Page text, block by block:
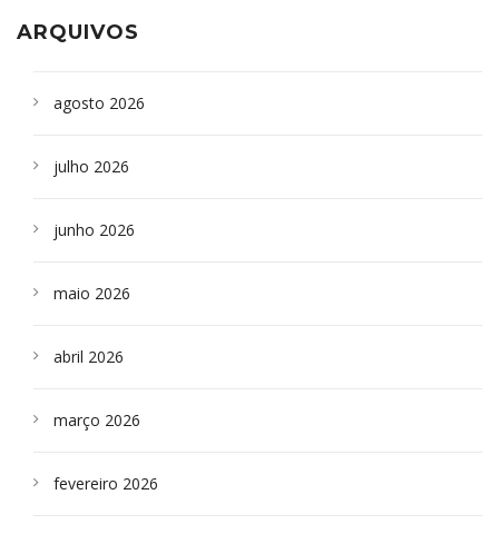
ARQUIVOS
agosto 2026
julho 2026
junho 2026
maio 2026
abril 2026
março 2026
fevereiro 2026